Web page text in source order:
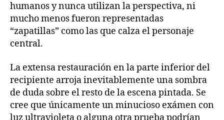
humanos y nunca utilizan la perspectiva, ni
mucho menos fueron representadas
“zapatillas” como las que calza el personaje
central.
La extensa restauración en la parte inferior del
recipiente arroja inevitablemente una sombra
de duda sobre el resto de la escena pintada. Se
cree que únicamente un minucioso exámen con
luz ultravioleta o alguna otra prueba podrían